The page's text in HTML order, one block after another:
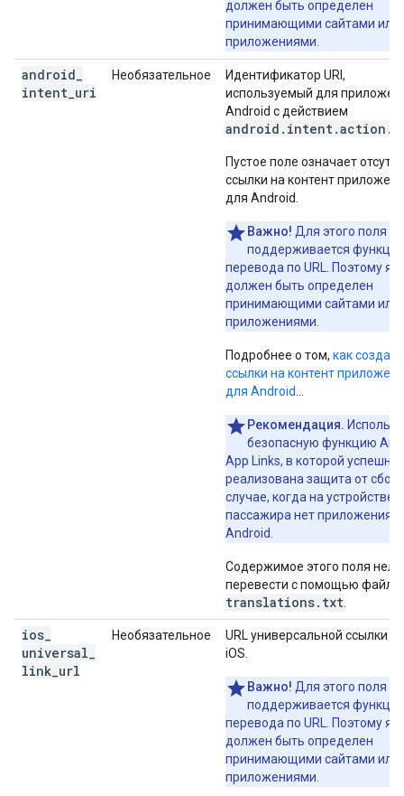
должен быть определен
принимающими сайтами или
приложениями.
android
intent uri
Необязательное
Идентификатор URI,
используемый для
Android с действием
Пустое поле означает
ссылки на контент
для Android.
Важно! Для этого поля не
поддерживается функция
перевода по URL. Поэтому
должен быть определен
принимающими сайтами или
приложениями.
Подробнее о том, как
ссылки на контент
для Android
Рекомендация.
безопасную функцию
App Links, в которой успешно
реализована защита от
случае, когда на устройстве
пассажира нет приложения
Android.
Содержимое этого поля
перевести с помощью файла
translations.txt
ios
universal
link url
Необязательное
URL универсальной ссылки
iOS.
Важно! Для этого поля не
поддерживается функция
перевода по URL. Поэтому
должен быть определен
принимающими сайтами или
приложениями.